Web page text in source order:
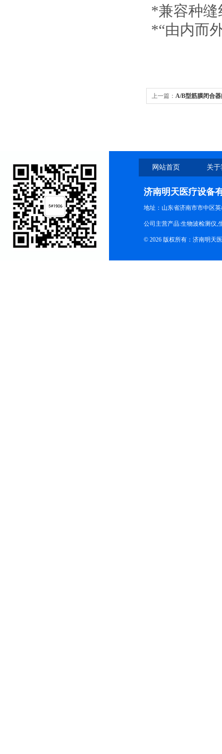
*兼容种
*“由内而
上一篇： A/B型筋膜闭合
网站首页 关
济南明天医疗设备
地址：山东省济南市市中区
公司主营产品:生物波检测仪,
© 2026 版权所有：济南明天